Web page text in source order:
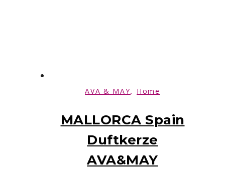
AVA & MAY, Home
MALLORCA Spain
Duftkerze
AVA&MAY